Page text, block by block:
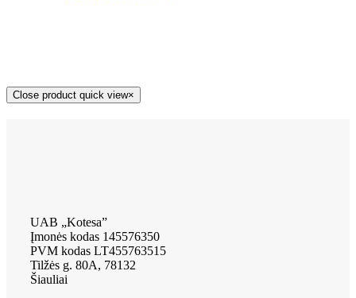
Close product quick view×
UAB „Kotesa”
Įmonės kodas 145576350
PVM kodas LT455763515
Tilžės g. 80A, 78132
Šiauliai